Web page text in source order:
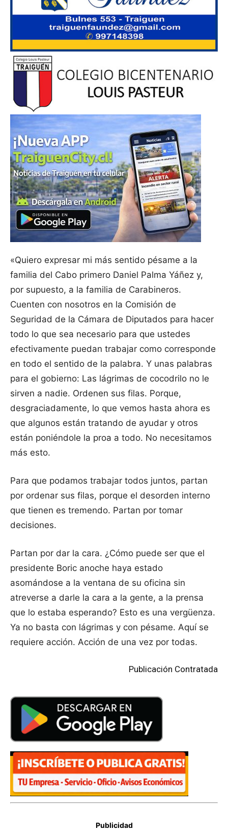
«Quiero expresar mi más sentido pésame a la
familia del Cabo primero Daniel Palma Yáñez y,
por supuesto, a la familia de Carabineros.
Cuenten con nosotros en la Comisión de
Seguridad de la Cámara de Diputados para hacer
todo lo que sea necesario para que ustedes
efectivamente puedan trabajar como corresponde
en todo el sentido de la palabra. Y unas palabras
para el gobierno: Las lágrimas de cocodrilo no le
sirven a nadie. Ordenen sus filas. Porque,
desgraciadamente, lo que vemos hasta ahora es
que algunos están tratando de ayudar y otros
están poniéndole la proa a todo. No necesitamos
más esto.
Para que podamos trabajar todos juntos, partan
por ordenar sus filas, porque el desorden interno
que tienen es tremendo. Partan por tomar
decisiones.
Partan por dar la cara. ¿Cómo puede ser que el
presidente Boric anoche haya estado
asomándose a la ventana de su oficina sin
atreverse a darle la cara a la gente, a la prensa
que lo estaba esperando? Esto es una vergüenza.
Ya no basta con lágrimas y con pésame. Aquí se
requiere acción. Acción de una vez por todas.
Publicación Contratada
Publicidad